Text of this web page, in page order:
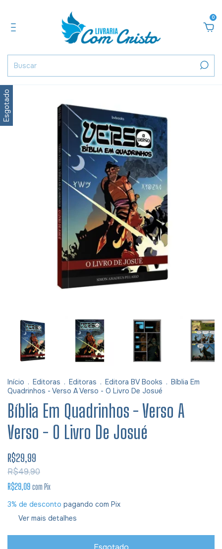
0
Esgotado
Início . Editoras . Editoras . Editora BV Books . Bíblia Em
Quadrinhos - Verso A Verso - O Livro De Josué
Bíblia Em Quadrinhos - Verso A
Verso - O Livro De Josué
R$29,99
R$49,90
R$29,09 com Pix
3% de desconto pagando com Pix
Ver mais detalhes